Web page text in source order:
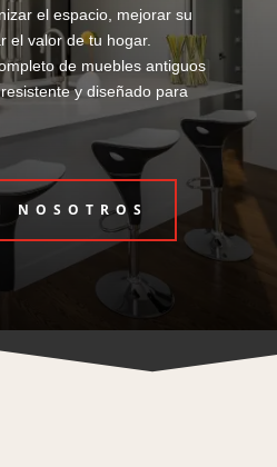
el espacio, mejorar su
el valor de tu hogar.
de muebles antiguos
y diseñado para
NOSOTROS